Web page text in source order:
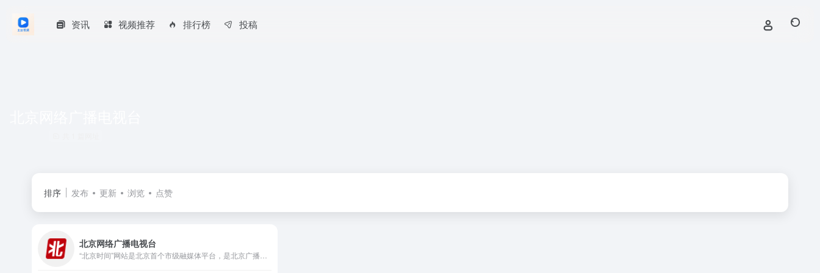
资讯 视频推荐 排行榜 投稿
排序 发布 更新 浏览 点赞
北京网络广播电视台